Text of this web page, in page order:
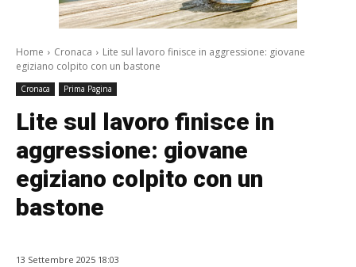
Home Cronaca
Lite sul lavoro finisce in aggressione: giovane
egiziano colpito con un bastone
Cronaca Prima Pagina
Lite sul lavoro finisce in
aggressione: giovane
egiziano colpito con un
bastone
13 Settembre 2025 18:03